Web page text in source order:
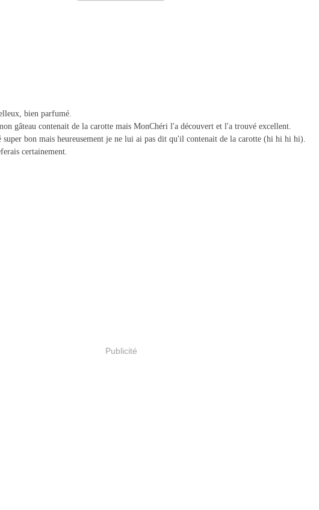
bien parfumé.
gâteau contenait de la carotte mais MonChéri l'a découvert et l'a trouvé excellent.
bon mais heureusement je ne lui ai pas dit qu'il contenait de la carotte (hi hi hi hi).
certainement.
Publicité